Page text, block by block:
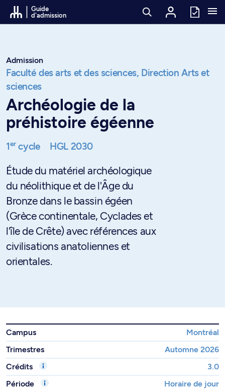
Passer au contenu
Guide
d'admission
Admission
Faculté des arts et des sciences, Direction Arts et
sciences
Archéologie de la
préhistoire égéenne
1ercycle HGL 2030
Étude du matériel archéologique
du néolithique et de l'Âge du
Bronze dans le bassin égéen
(Grèce continentale, Cyclades et
l'île de Crête) avec références aux
civilisations anatoliennes et
orientales.
Campus
Montréal
Trimestres
Automne 2026
Crédits
3.0
Période
Horaire de jour